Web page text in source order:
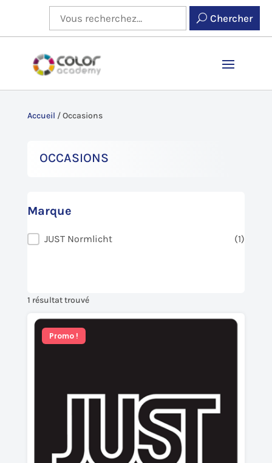
Chercher
Accueil /Occasions
Occasions
Marque
Marque
JUST Normlicht (1)
1 résultat trouvé
Promo !